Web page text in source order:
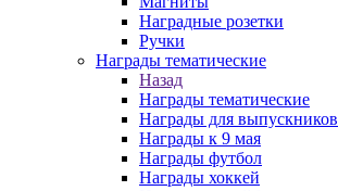
Наградные розетки
Ручки
Награды тематические
Назад
Награды тематические
Награды для выпускников
Награды к 9 мая
Награды футбол
Награды хоккей